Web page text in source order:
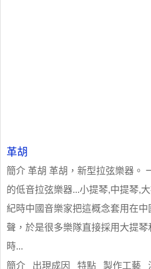
革胡
簡介 革胡 革胡，新型拉弦樂器。
的低音拉弦樂器...小提琴,中提琴,
紀時中國音樂家把這概念套用在
聲，於是很多樂隊直接採用大提
時...
簡介 出現成因 特點 製作工藝